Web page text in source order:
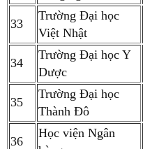
33
Trường Đại học
Việt Nhật
34
Trường Đại học Y
Dược
35
Trường Đại học
Thành Đô
36
Học viện Ngân